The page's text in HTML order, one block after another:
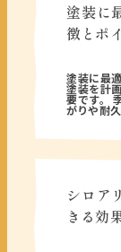
塗装に
徴とポ
塗装に最
塗装を計
要です。
がりや耐
シロア
きる効